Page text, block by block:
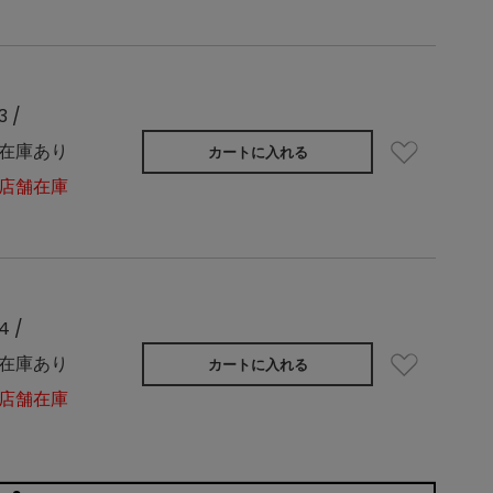
/
庫あり
舗在庫
カートに入れる
/
庫あり
舗在庫
カートに入れる